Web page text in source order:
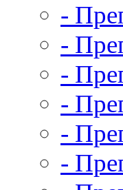
-
-
-
-
-
-